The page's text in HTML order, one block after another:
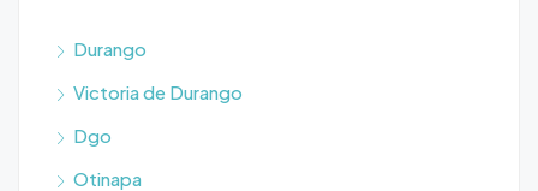
Durango
Victoria de Durango
Dgo
Otinapa